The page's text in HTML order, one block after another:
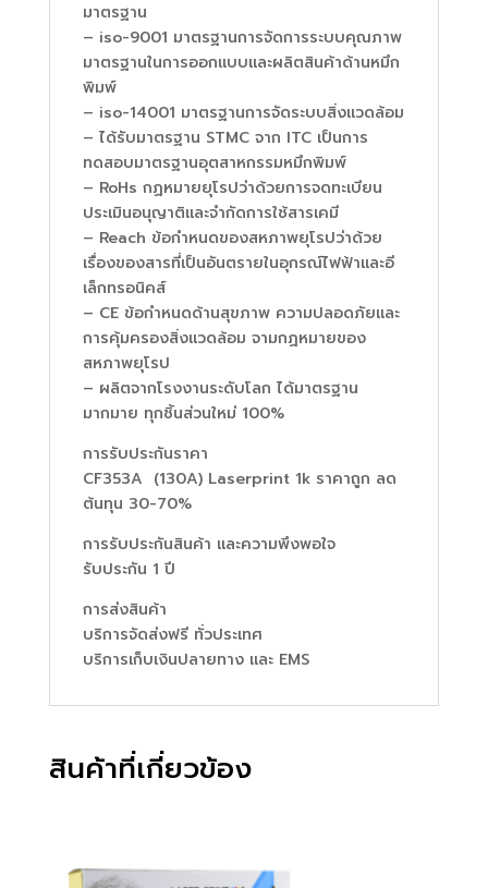
มาตรฐาน
– iso-9001 มาตรฐานการจัดการระบบคุณภาพ
มาตรฐานในการออกแบบและผลิตสินค้าด้านหมึก
พิมพ์
– iso-14001 มาตรฐานการจัดระบบสิ่งแวดล้อม
– ได้รับมาตรฐาน STMC จาก ITC เป็นการ
ทดสอบมาตรฐานอุตสาหกรรมหมึกพิมพ์
– RoHs กฏหมายยุโรปว่าด้วยการจดทะเบียน
ประเมินอนุญาติและจำกัดการใช้สารเคมี
– Reach ข้อกำหนดของสหภาพยุโรปว่าด้วย
เรื่องของสารที่เป็นอันตรายในอุกรณ์ไฟฟ้าและอี
เล็กทรอนิคส์
– CE ข้อกำหนดด้านสุขภาพ ความปลอดภัยและ
การคุ้มครองสิ่งแวดล้อม จามกฏหมายของ
สหภาพยุโรป
– ผลิตจากโรงงานระดับโลก ได้มาตรฐาน
มากมาย ทุกชิ้นส่วนใหม่ 100%
การรับประกันราคา
CF353A (130A) Laserprint 1k ราคาถูก ลด
ต้นทุน 30-70%
การรับประกันสินค้า และความพึงพอใจ
รับประกัน 1 ปี
การส่งสินค้า
บริการจัดส่งฟรี ทั่วประเทศ
บริการเก็บเงินปลายทาง และ EMS
สินค้าที่เกี่ยวข้อง